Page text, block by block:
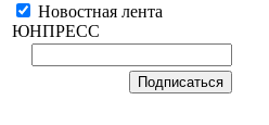
Новостная лента
ЮНПРЕСС